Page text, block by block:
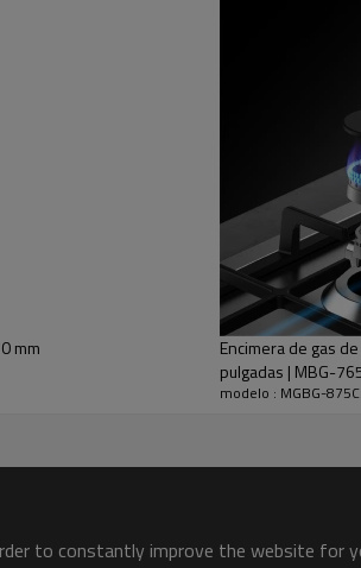
mm
Encimera de gas
pulgadas | MBG-
modelo : MGBG-
to constantly improve the website for